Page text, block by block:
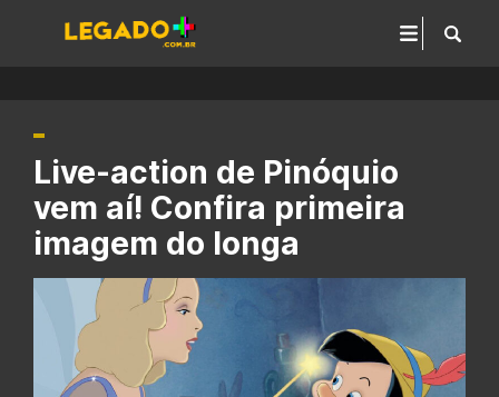
Live-action de Pinóquio
vem aí! Confira primeira
imagem do longa